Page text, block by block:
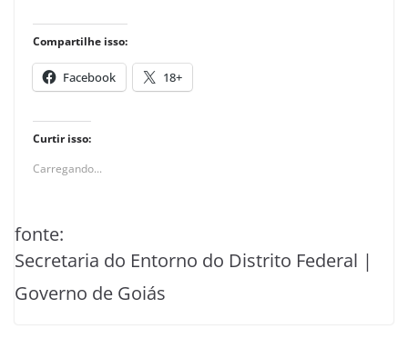
Compartilhe isso:
Facebook 18+
Curtir isso:
Carregando...
fonte:
Secretaria do Entorno do Distrito Federal |
Governo de Goiás